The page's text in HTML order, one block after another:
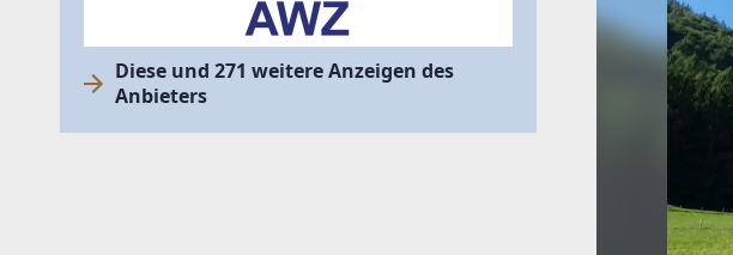
Diese und 271 weitere Anzeigen des
Anbieters